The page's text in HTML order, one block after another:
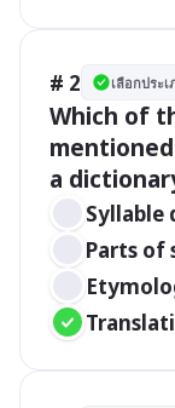
# 2 เลือกประเ
Which of
Syllable
Parts of